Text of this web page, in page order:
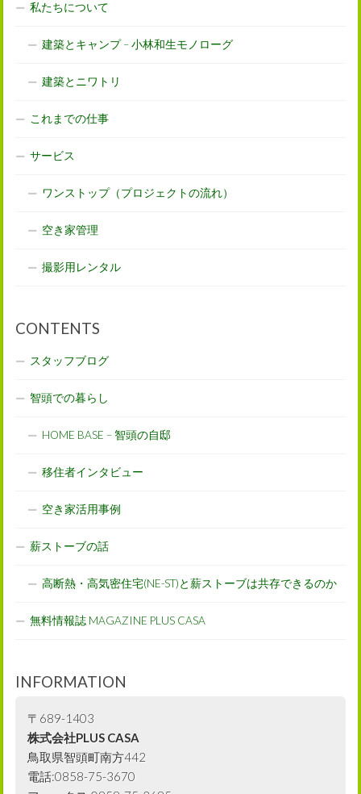
私たちについて
建築とキャンプ – 小林和生モノローグ
建築とニワトリ
これまでの仕事
サービス
ワンストップ（プロジェクトの流れ）
空き家管理
撮影用レンタル
CONTENTS
スタッフブログ
智頭での暮らし
HOME BASE – 智頭の自邸
移住者インタビュー
空き家活用事例
薪ストーブの話
高断熱・高気密住宅(NE-ST)と薪ストーブは共存できるのか
無料情報誌 MAGAZINE PLUS CASA
INFORMATION
〒689-1403
株式会社PLUS CASA
鳥取県智頭町南方442
電話:0858-75-3670